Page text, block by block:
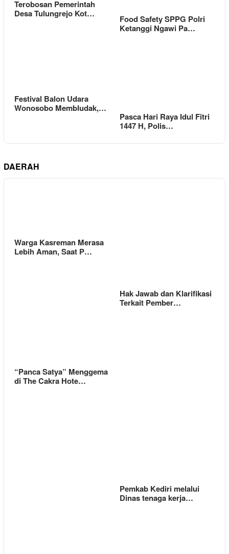
Terobosan Pemerintah
Desa Tulungrejo Kot…
Food Safety SPPG Polri
Ketanggi Ngawi Pa…
Festival Balon Udara
Wonosobo Membludak,…
Pasca Hari Raya Idul Fitri
1447 H, Polis…
DAERAH
Warga Kasreman Merasa
Lebih Aman, Saat P…
Hak Jawab dan Klarifikasi
Terkait Pember…
“Panca Satya” Menggema
di The Cakra Hote…
Pemkab Kediri melalui
Dinas tenaga kerja…